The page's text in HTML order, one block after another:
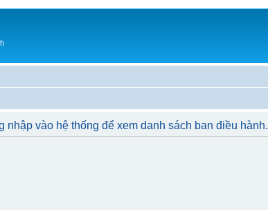
vào hệ thống để xem danh sách ban điều hành.